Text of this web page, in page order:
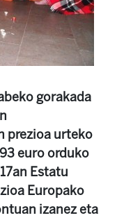
gorakada
prezioa urteko
euro orduko
Estatu
Europako
izanez eta